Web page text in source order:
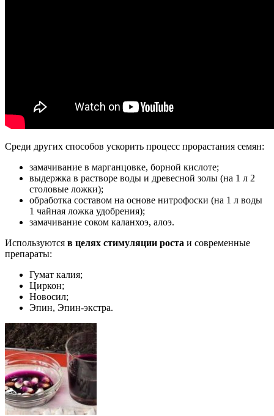
Среди других способов ускорить процесс прорастания семян:
замачивание в марганцовке, борной кислоте;
выдержка в растворе воды и древесной золы (на 1 л 2
столовые ложки);
обработка составом на основе нитрофоски (на 1 л воды
1 чайная ложка удобрения);
замачивание соком каланхоэ, алоэ.
Используются в целях стимуляции роста и современные
препараты:
Гумат калия;
Циркон;
Новосил;
Эпин, Эпин-экстра.